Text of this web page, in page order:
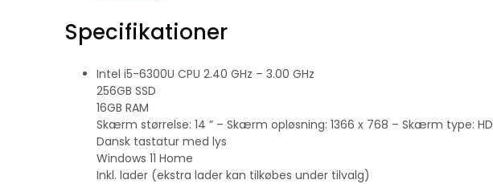
Specifikationer
Intel i5-6300U CPU 2.40 GHz – 3.00 GHz
256GB SSD
16GB RAM
Skærm størrelse: 14 ” – Skærm opløsning: 1366 x 768 – Skærm type: HD
Dansk tastatur med lys
Windows 11 Home
Inkl. lader (ekstra lader kan tilkøbes under tilvalg)